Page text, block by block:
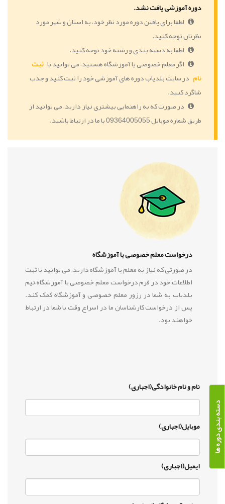
دسته بندی دوره ها
دوره آموزشی یافت نشد.
لطفا برای یافتن دوره مورد نظر خود، به استان و شهر مورد
نظرتان توجه کنید.
لطفا به دسته بندی و رشته خود توجه کنید.
اگر معلم خصوصی یا آموزشگاه هستید، می توانید با ثبت
نام در سایت بلدیاب دوره های آموزشی خود را ثبت کنید و جذب
شاگرد کنید.
در صورت که به راهنمایی بیشتری نیاز دارید، می توانید از
طریق شماره موبایل 09364005055 با ما در ارتباط باشید.
درخواست معلم خصوصی یا آموزشگاه
در صورتی که نیاز به معلم یا آموزشگاه دارید، می توانید با ثبت
اطلاعات خود در فرم درخواست معلم خصوصی یا آموزشگاه،تیم
بلدیاب به شما در رزور معلم خصوصی و آموزشگاه کمک کند.
پس از درخواست کارشناسان ما در اسراع وقت با شما در ارتباط
خواهند بود.
نام و نام خانوادگی(اجباری)
موبایل(اجباری)
ایمیل(اجباری)